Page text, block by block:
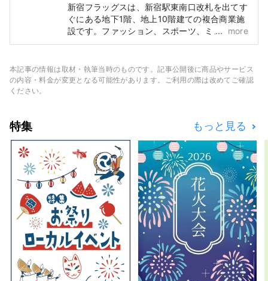
新宿フラッグスは、新宿駅東南口改札を出てす
ぐにある地下1階、地上10階建ての複合商業施
設です。ファッション、スポーツ、ミュージッ
クを軸に、GAPやユニクロのほか、オッシュマ
新宿西口ハルクは、新宿駅西口に面した、地下
3階、地上8階建ての複合商業施設です。小田
宿西口の地下にあり、北館と南館の２つに分か
れた商業施設です。飲食・物販店が」軒を連ね
ており、雨に濡れずにお買い物や、気軽な食べ
歩きを楽しめます。
more
本記事の情報は取材・執筆当時のものです。記事公開後に商品やサービス
の内容・料金が変更となる可能性があります。ご利用の際は改めてご確認
ください。
特集 もっと見る